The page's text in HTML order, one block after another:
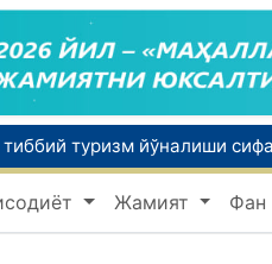
она ва бола Ватанга
Жамият Фан